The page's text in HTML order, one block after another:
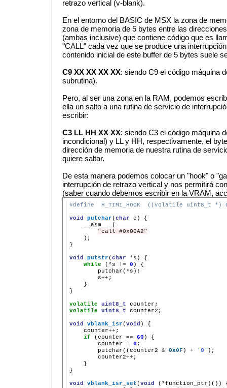
retrazo vertical (v-blank).
En el entorno del BASIC de MSX la zona de
zona de memoria de 5 bytes entre las
(ambas inclusive) que contiene código que es
"CALL" cada vez que se produce una
contenido inicial de este buffer de 5 bytes suele
C9 XX XX XX XX: siendo C9 el código máquina
subrutina).
Pero, al ser una zona en la RAM, podemos
ella un salto a una rutina de servicio de
escribir:
C3 LL HH XX XX: siendo C3 el código máquina
incondicional) y LL y HH, respectivamente, el
dirección de memoria de nuestra rutina de
quiere saltar.
De esta manera podemos colocar un "hook" o
interrupción de retrazo vertical y nos permitirá
(saber cuando debemos escribir en la VRAM,
#define  H_TIMI_HOOK  ((volatile uint8_t *)
void putchar( char c)
__asm__
"call #0x00A2"
);
}
void putstr( char *s)
while
( *s != 0 )
putchar( *
s++
}
}
volatile uint8_t
volatile
uint8_t counter2;
void vblank_isr( void )
counter++
if
(counter == 60 )
counter
= 0
putchar((counter2
& 0x0F ) + '0'
counter2++
}
}
void vblank_isr_set( void ( *function_ptr)())